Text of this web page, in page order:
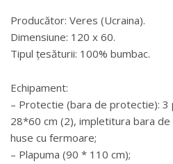
Producător: Veres (Ucraina).
Dimensiune: 120 x 60.
Tipul țesăturii: 100% bumbac.
Echipament:
– Protectie (bara de protectie): 3
28*60 cm (2), impletitura bara
huse cu fermoare;
– Plapuma (90 * 110 cm);